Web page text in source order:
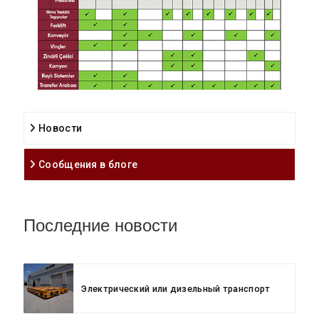
Новости
Сообщения в блоге
Последние новости
Электрический или дизельный транспорт